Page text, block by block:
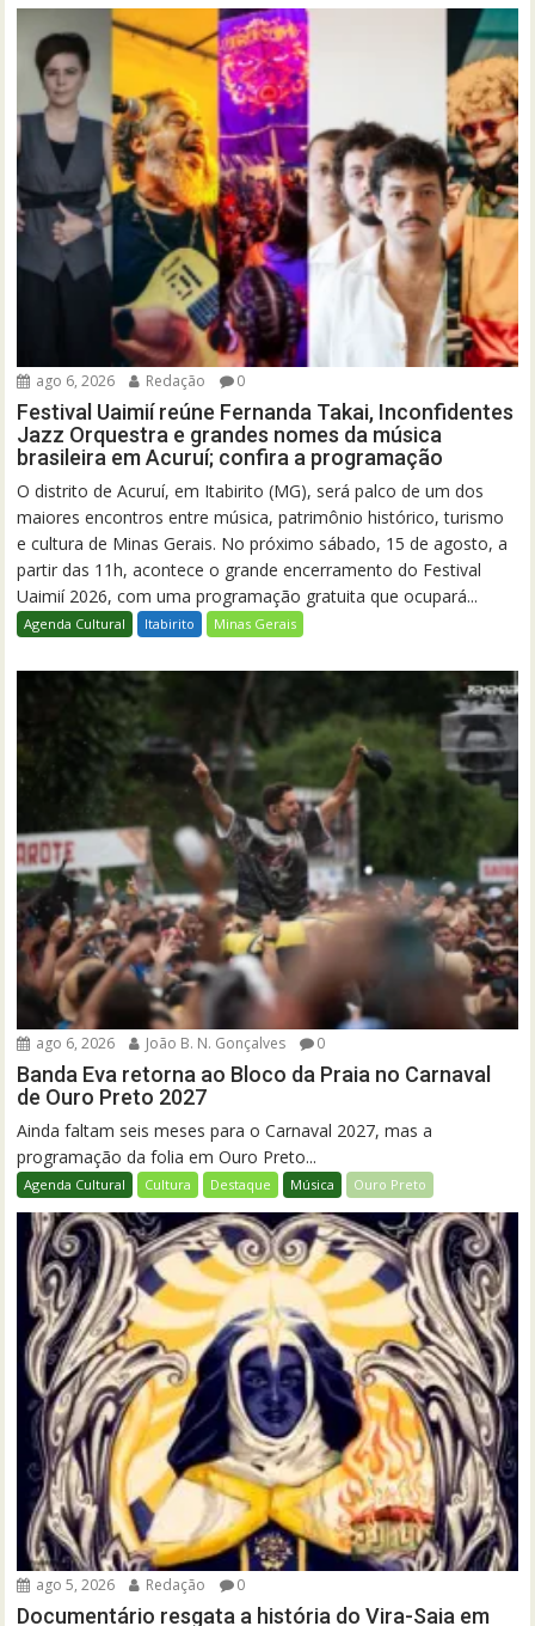
ago 6, 2026 Redação 0
Festival Uaimií reúne Fernanda Takai, Inconfidentes
Jazz Orquestra e grandes nomes da música
brasileira em Acuruí; confira a programação
O distrito de Acuruí, em Itabirito (MG), será palco de um dos
maiores encontros entre música, patrimônio histórico, turismo
e cultura de Minas Gerais. No próximo sábado, 15 de agosto, a
partir das 11h, acontece o grande encerramento do Festival
Uaimií 2026, com uma programação gratuita que ocupará...
Agenda Cultural Itabirito Minas Gerais
ago 6, 2026 João B. N. Gonçalves 0
Banda Eva retorna ao Bloco da Praia no Carnaval
de Ouro Preto 2027
Ainda faltam seis meses para o Carnaval 2027, mas a
programação da folia em Ouro Preto...
Agenda Cultural Cultura Destaque Música Ouro Preto
ago 5, 2026 Redação 0
Documentário resgata a história do Vira-Saia em